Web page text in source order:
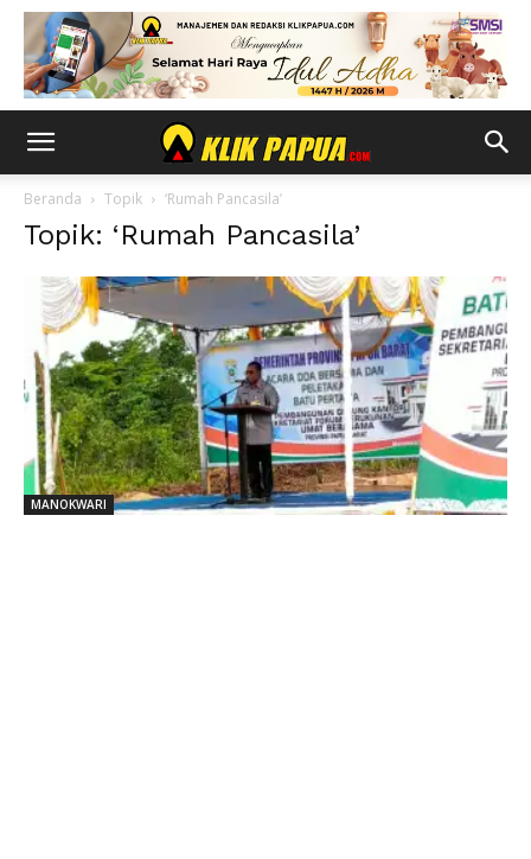
Beranda Topik ‘Rumah Pancasila’
Topik: ‘Rumah Pancasila’
MANOKWARI